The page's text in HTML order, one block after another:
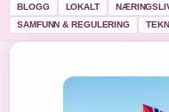
BLOGG LOKALT
SAMFUNN & REGULERING